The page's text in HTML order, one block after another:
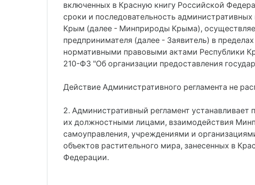
включенных в Красную книгу Российской
сроки и последовательность
Крым (далее - Минприроды Крыма),
предпринимателя (далее - Заявитель) в
нормативными правовыми актами Республики
210-ФЗ "Об организации предоставления
Действие Административного регламента не
2. Административный регламент
их должностными лицами, взаимодействия
самоуправления, учреждениями и
объектов растительного мира, занесенных в
Федерации.